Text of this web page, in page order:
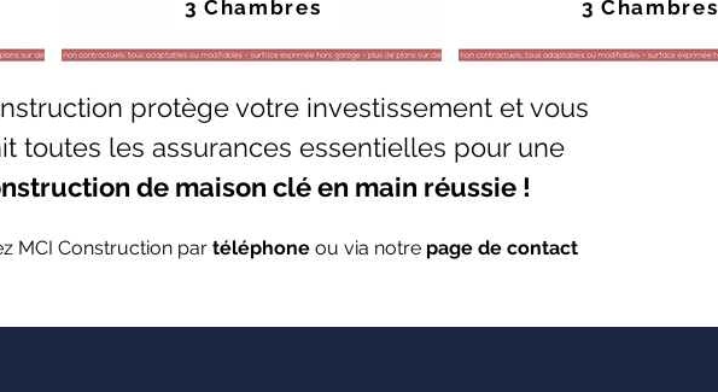
3 Chambres 3 Chambres
protège votre investissement et vous
toutes les assurances essentielles pour une
de maison clé en main réussie !
MCI Construction par téléphone ou via notre page de contact